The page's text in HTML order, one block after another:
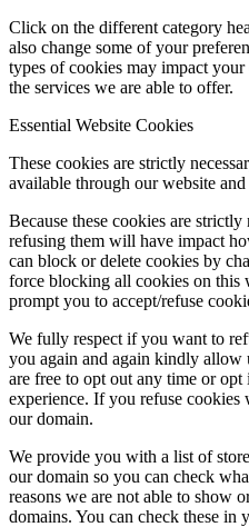
Click on the different category
also change some of your
types of cookies may impact
the services we are able to offer.
Essential Website Cookies
These cookies are strictly
available through our website
Because these cookies are
refusing them will have impact
can block or delete cookies by
force blocking all cookies on
prompt you to accept/refuse
We fully respect if you want to
you again and again kindly allow
are free to opt out any time or
experience. If you refuse
our domain.
We provide you with a list of
our domain so you can check
reasons we are not able to show
domains. You can check these in